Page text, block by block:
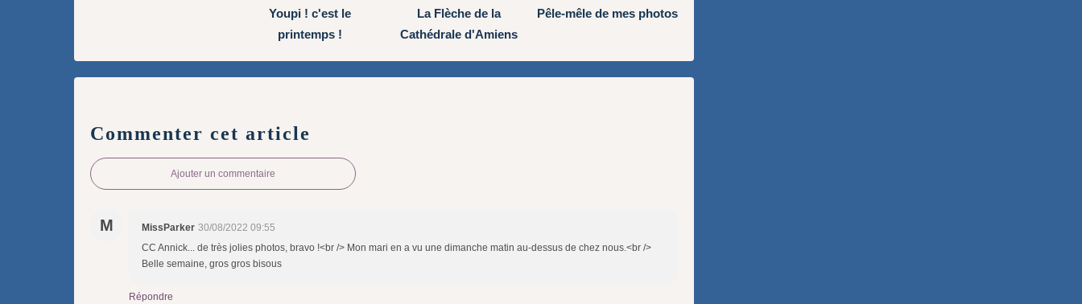
Youpi ! c'est le
printemps !
La Flèche de la
Cathédrale d'Amiens
Pêle-mêle de mes photos
Commenter cet article
Ajouter un commentaire
M MissParker 30/08/2022 09:55
CC Annick... de très jolies photos, bravo !<br /> Mon mari en a vu une dimanche matin au-dessus de chez nous.<br />
Belle semaine, gros gros bisous
Répondre